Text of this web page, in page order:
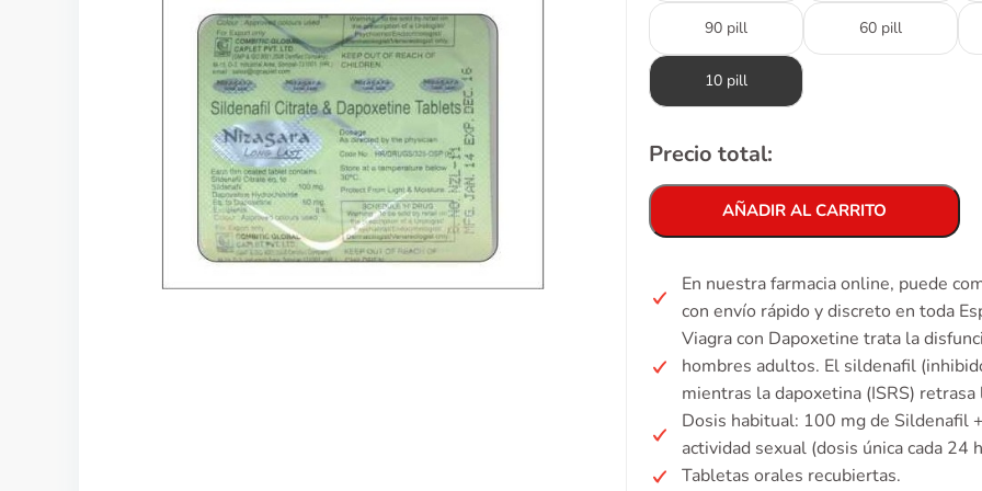
90 pill 60 pill
10 pill
Precio total:
AÑADIR AL CARRITO
En nuestra farmacia online, puede
con envío rápido y discreto en toda
Viagra con Dapoxetine trata la
hombres adultos. El sildenafil
mientras la dapoxetina (ISRS) retrasa
Dosis habitual: 100 mg de Sildenafil
actividad sexual (dosis única cada 24
Tabletas orales recubiertas.